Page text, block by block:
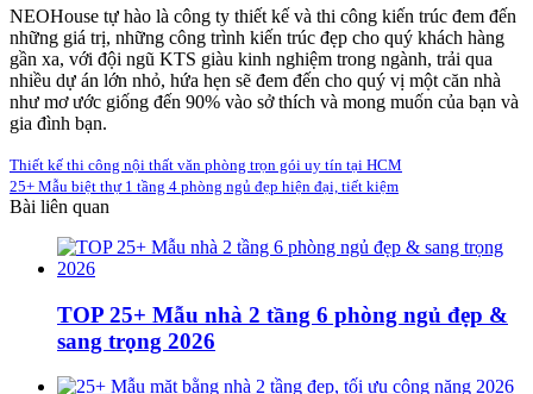
NEOHouse tự hào là công ty thiết kế và thi công kiến trúc đem đến
những giá trị, những công trình kiến trúc đẹp cho quý khách hàng
gần xa, với đội ngũ KTS giàu kinh nghiệm trong ngành, trải qua
nhiều dự án lớn nhỏ, hứa hẹn sẽ đem đến cho quý vị một căn nhà
như mơ ước giống đến 90% vào sở thích và mong muốn của bạn và
gia đình bạn.
Thiết kế thi công nội thất văn phòng trọn gói uy tín tại HCM
25+ Mẫu biệt thự 1 tầng 4 phòng ngủ đẹp hiện đại, tiết kiệm
Bài liên quan
TOP 25+ Mẫu nhà 2 tầng 6 phòng ngủ đẹp &
sang trọng 2026